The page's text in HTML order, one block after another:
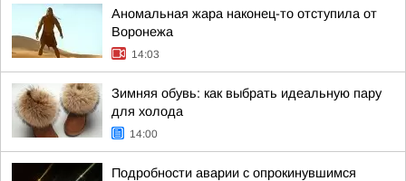
Аномальная жара наконец-то отступила от
Воронежа
14:03
Зимняя обувь: как выбрать идеальную пару
для холода
14:00
Подробности аварии с опрокинувшимся